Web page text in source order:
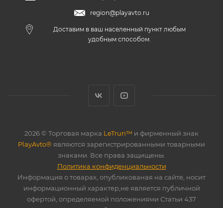
region@playavto.ru
Доставим в ваш населенный пункт любым
удобным способом.
2026 © Торговая марка LeTrun™ и фирменный знак
PlayAvto® являются зарегистрированными товарными
знаками. Все права защищены.
Политика конфиденциальности
Информация о товарах, опубликованая на сайте, носит
информационный характер,не является публичной
офертой, определяемой положениями Статьи 437